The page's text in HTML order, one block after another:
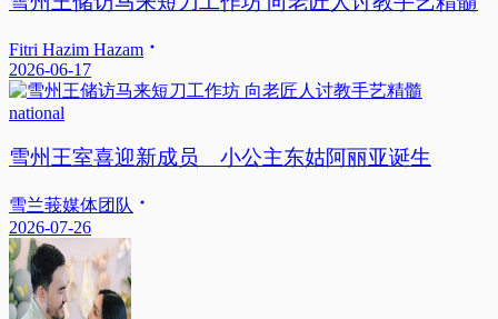
Fitri Hazim Hazam
2026-06-17
national
雪州王室喜迎新成员 小公主东姑阿丽亚诞生
雪兰莪媒体团队
2026-07-26